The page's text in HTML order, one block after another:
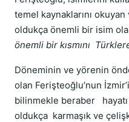
temel kaynaklarını
oldukça önemli bir isim
önemli bir kısmını
Döneminin ve yörenin
olan Ferişteoğlu’nun
bilinmekle beraber
oldukça karmaşık ve